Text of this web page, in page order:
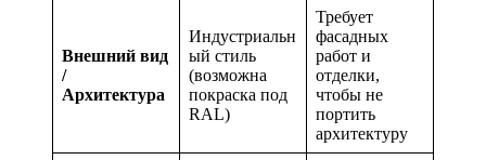
Внешний вид
/
Архитектура
Индустриальн
ый стиль
(возможна
покраска под
RAL)
Требует
фасадных
работ и
отделки,
чтобы не
портить
архитектуру